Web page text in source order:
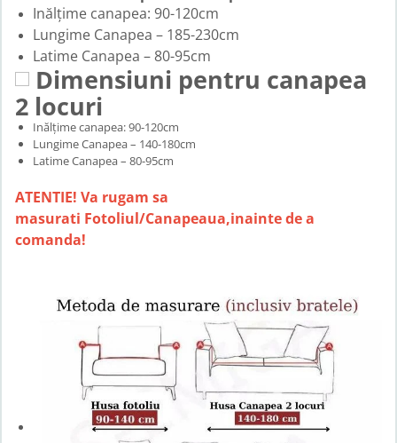
Inălțime canapea: 90-120cm
Lungime Canapea – 185-230cm
Latime Canapea – 80-95cm
Dimensiuni pentru canapea
2 locuri
Inălțime canapea: 90-120cm
Lungime Canapea – 140-180cm
Latime Canapea – 80-95cm
ATENTIE! Va rugam sa
masurati Fotoliul/Canapeaua,inainte de a
comanda!